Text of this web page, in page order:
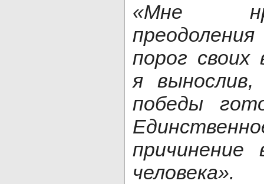
«Мне
порог своих
я вынослив,
победы
причинение
человека».